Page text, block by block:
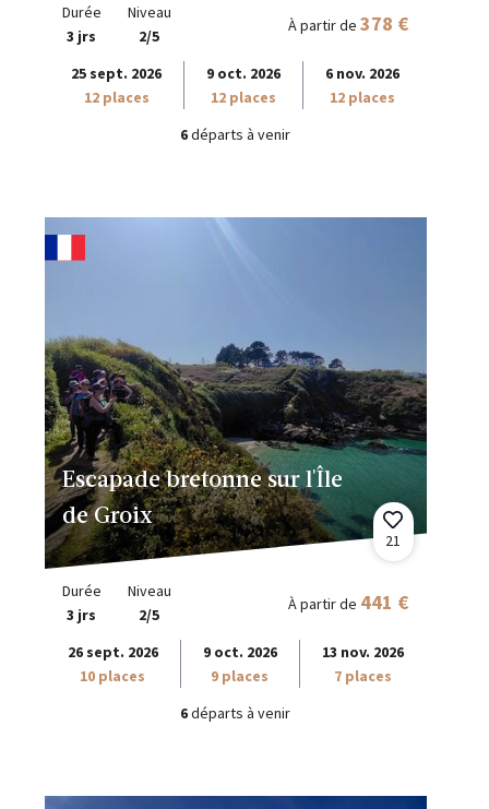
Durée
3 jrs
Niveau
2/5
À partir de 378 €
25 sept. 2026
12 places
9 oct. 2026
12 places
6 nov. 2026
12 places
6départs à venir
Escapade bretonne sur l'Île
de Groix
21
Durée
3 jrs
Niveau
2/5
À partir de 441 €
26 sept. 2026
10 places
9 oct. 2026
9 places
13 nov. 2026
7 places
6départs à venir